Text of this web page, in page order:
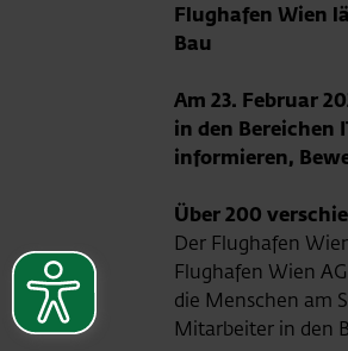
Flughafen Wien
Bau
Am 23. Februar
in den Bereichen
informieren,
Über 200
Der Flughafen
Flughafen Wien
die Menschen am
Mitarbeiter in den